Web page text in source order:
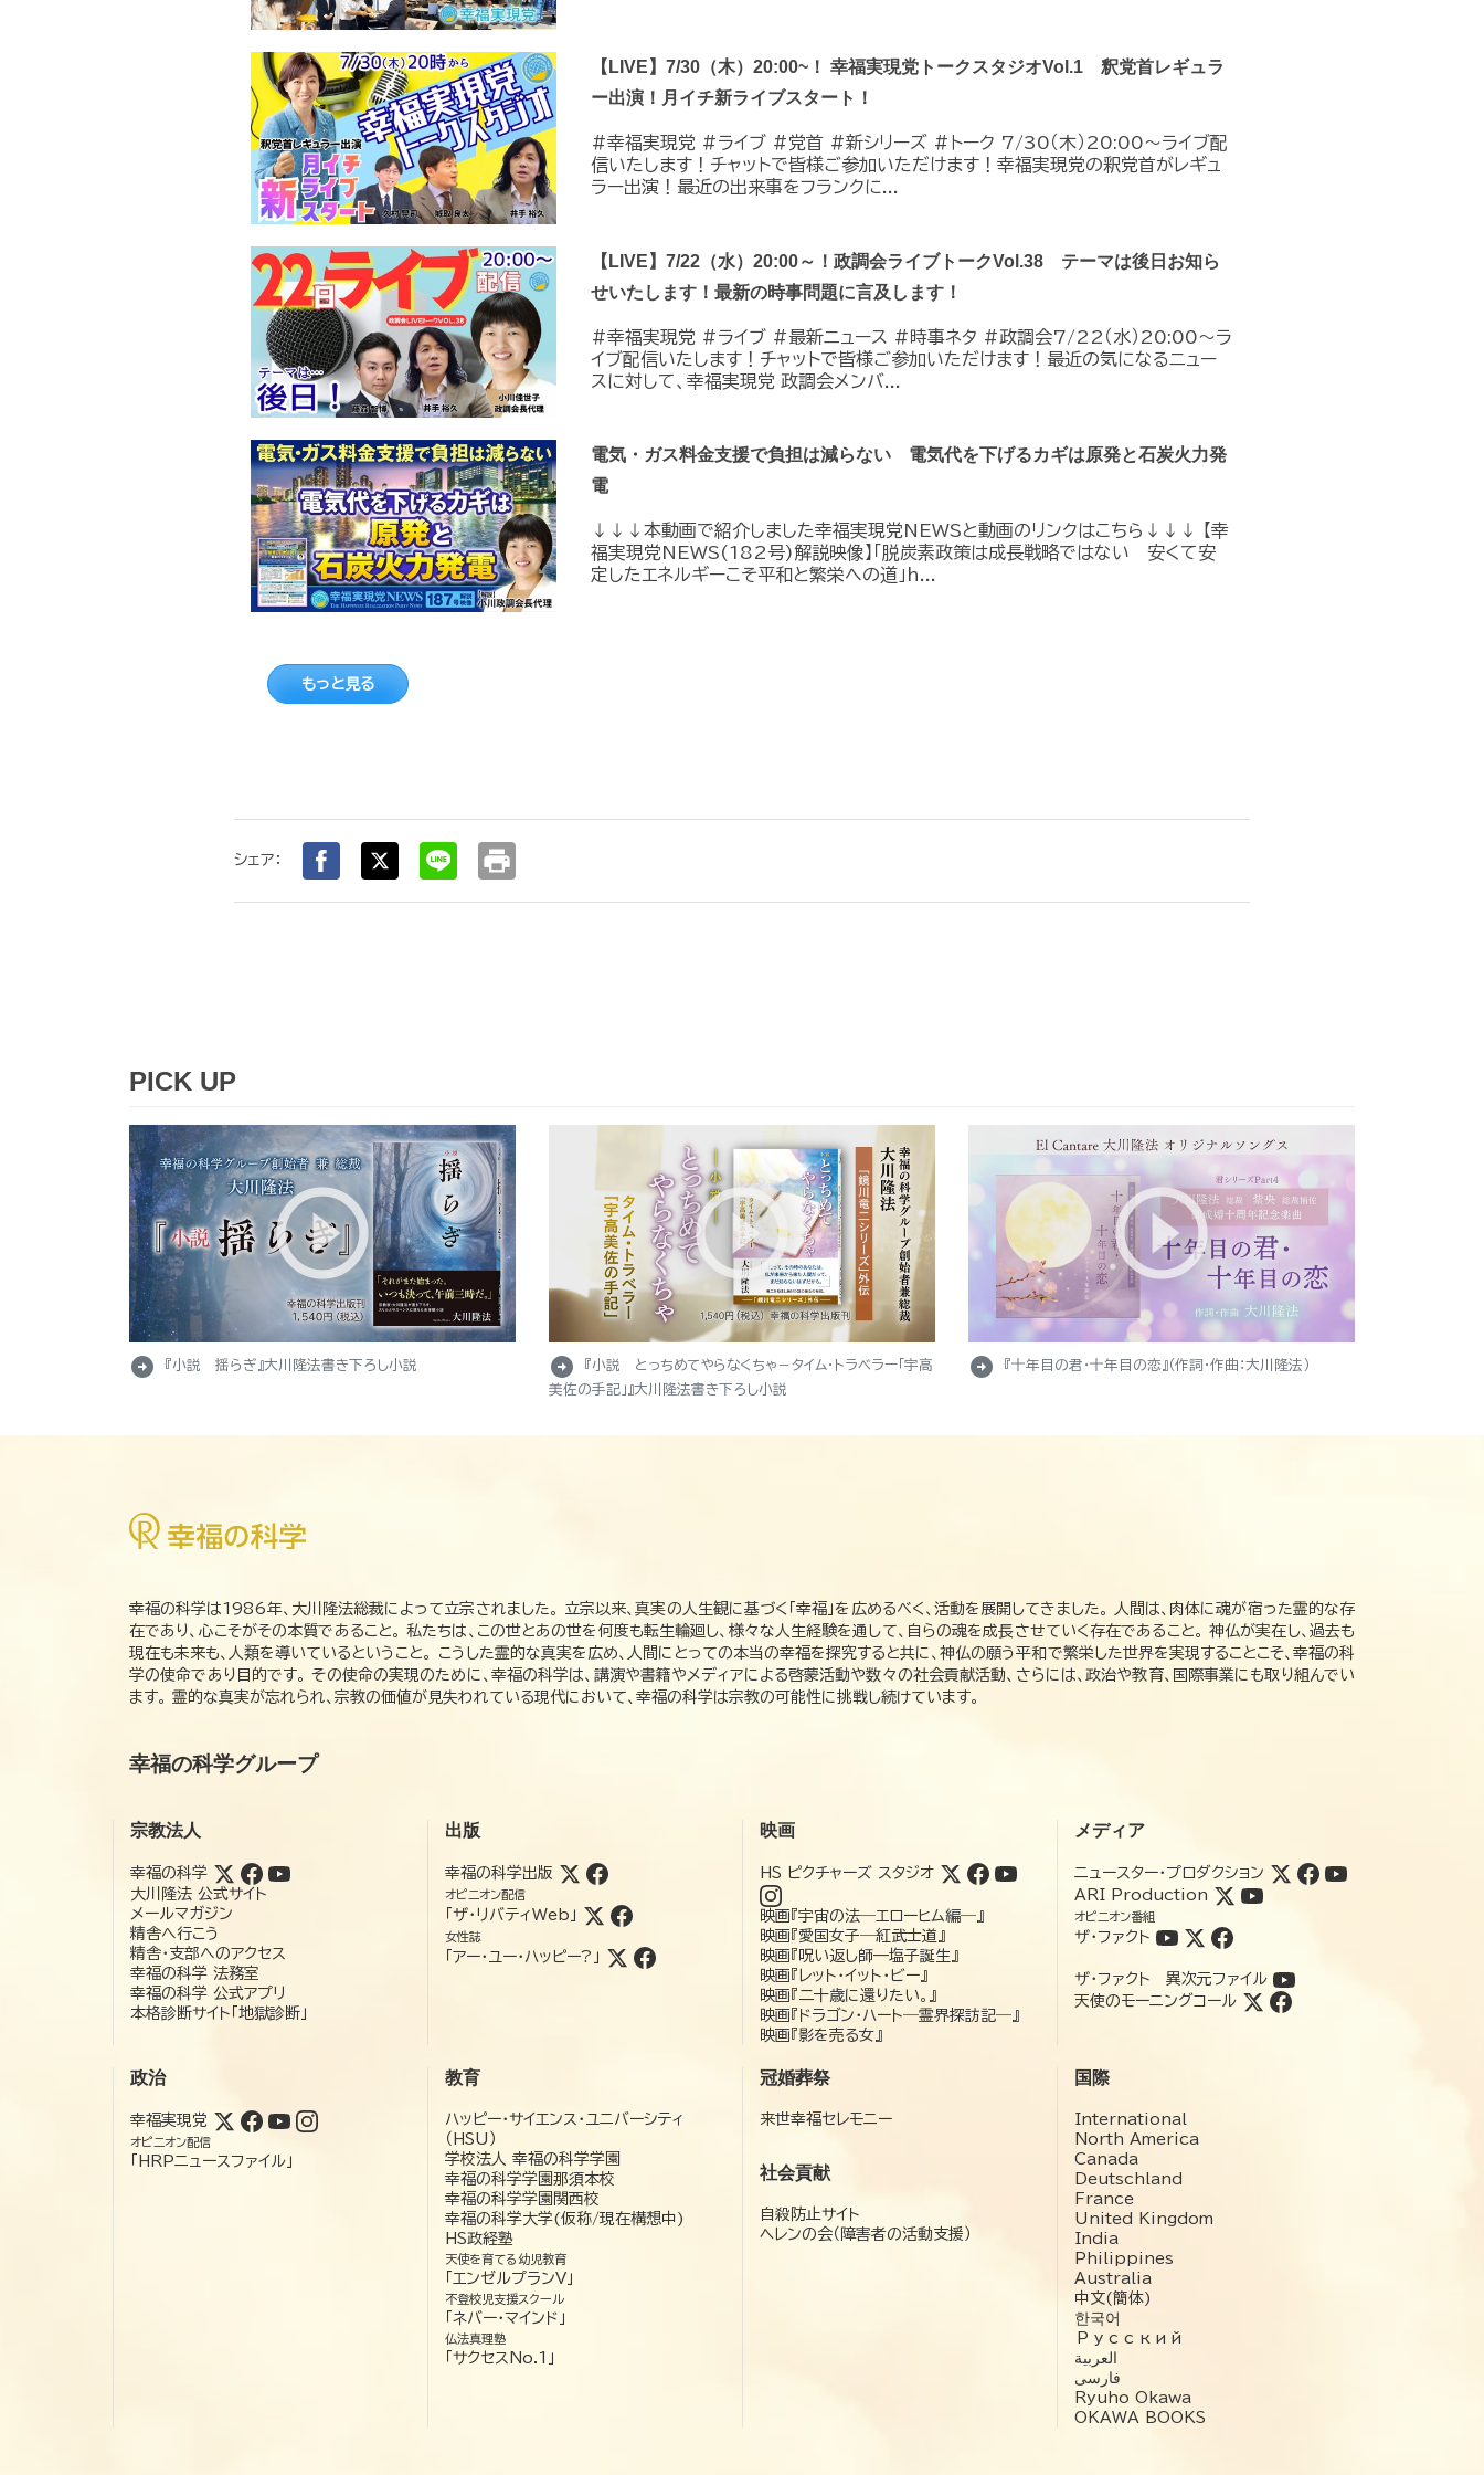
【LIVE】7/30（木）20:00~！ 幸福実現党トークスタジオVol.1 釈党首レギュラ
ー出演！月イチ新ライブスタート！
#幸福実現党 #ライブ #党首 #新シリーズ #トーク 7/30（木）20:00～ライブ配
信いたします！チャットで皆様ご参加いただけます！幸福実現党の釈党首がレギュ
ラー出演！最近の出来事をフランクに...
【LIVE】7/22（水）20:00～！政調会ライブトークVol.38 テーマは後日お知ら
せいたします！最新の時事問題に言及します！
#幸福実現党 #ライブ #最新ニュース #時事ネタ #政調会7/22（水）20:00～ラ
イブ配信いたします！チャットで皆様ご参加いただけます！最近の気になるニュー
スに対して、幸福実現党 政調会メンバ...
電気・ガス料金支援で負担は減らない 電気代を下げるカギは原発と石炭火力発
電
↓↓↓本動画で紹介しました幸福実現党NEWSと動画のリンクはこちら↓↓↓ 【幸
福実現党NEWS(182号)解説映像】「脱炭素政策は成長戦略ではない 安くて安
定したエネルギーこそ平和と繁栄への道」h...
もっと見る
シェア： print
PICK UP
arrow_circle_right 『小説 揺らぎ』大川隆法書き下ろし小説 arrow_circle_right
『小説 とっちめてやらなくちゃ－タイム・トラベラー「宇高
美佐の手記」』大川隆法書き下ろし小説
arrow_circle_right 『十年目の君・十年目の恋』（作詞・作曲：大川隆法）
幸福の科学は1986年、大川隆法総裁によって立宗されました。 立宗以来、真実の人生観に基づく「幸福」を広めるべく、活動を展開してきました。 人間は、肉体に魂が宿った霊的な存
在であり、心こそがその本質であること。 私たちは、この世とあの世を何度も転生輪廻し、様々な人生経験を通して、自らの魂を成長させていく存在であること。 神仏が実在し、過去も
現在も未来も、人類を導いているということ。 こうした霊的な真実を広め、人間にとっての本当の幸福を探究すると共に、神仏の願う平和で繁栄した世界を実現することこそ、幸福の科
学の使命であり目的です。 その使命の実現のために、幸福の科学は、講演や書籍やメディアによる啓蒙活動や数々の社会貢献活動、さらには、政治や教育、国際事業にも取り組んでい
ます。 霊的な真実が忘れられ、宗教の価値が見失われている現代において、幸福の科学は宗教の可能性に挑戦し続けています。
幸福の科学グループ
宗教法人
幸福の科学
大川隆法 公式サイト
メールマガジン
精舎へ行こう
精舎・支部へのアクセス
幸福の科学 法務室
幸福の科学 公式アプリ
本格診断サイト「地獄診断」
出版
幸福の科学出版
オピニオン配信
「ザ・リバティWeb」
女性誌
「アー・ユー・ハッピー?」
映画
HS ピクチャーズ スタジオ
映画『宇宙の法―エローヒム編―』
映画『愛国女子―紅武士道』
映画『呪い返し師—塩子誕生』
映画『レット・イット・ビー』
映画『二十歳に還りたい。』
映画『ドラゴン・ハート―霊界探訪記―』
映画『影を売る女』
メディア
ニュースター・プロダクション
ARI Production
オピニオン番組
ザ・ファクト
ザ・ファクト 異次元ファイル
天使のモーニングコール
政治
幸福実現党
オピニオン配信
「HRPニュースファイル」
教育
ハッピー・サイエンス・ユニバーシティ
（HSU）
学校法人 幸福の科学学園
幸福の科学学園那須本校
幸福の科学学園関西校
幸福の科学大学(仮称/現在構想中)
HS政経塾
天使を育てる幼児教育
「エンゼルプランV」
不登校児支援スクール
「ネバー・マインド」
仏法真理塾
「サクセスNo.1」
冠婚葬祭
来世幸福セレモニー
社会貢献
自殺防止サイト
ヘレンの会（障害者の活動支援）
国際
International
North America
Canada
Deutschland
France
United Kingdom
India
Philippines
Australia
中文(簡体)
한국어
Русский
العربية‏
فارسی
Ryuho Okawa
OKAWA BOOKS